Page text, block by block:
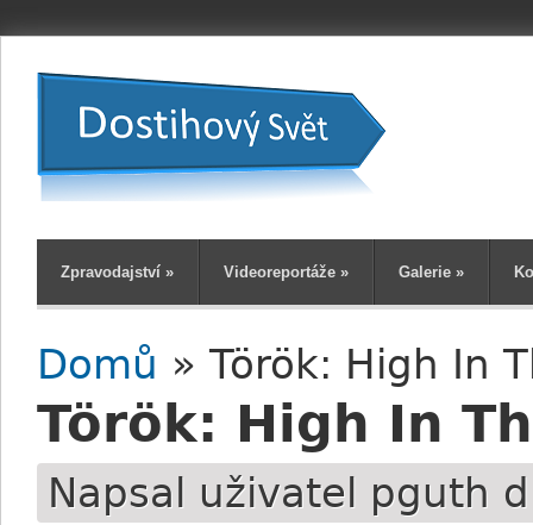
Zpravodajství » Videoreportáže » Galerie »
Jste zde
Domů » Török: High In
Török: High In
Napsal uživatel pguth